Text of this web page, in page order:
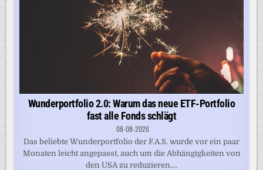
Wunderportfolio 2.0: Warum das neue ETF-Portfolio
fast alle Fonds schlägt
08-08-2026
Das beliebte Wunderportfolio der F.A.S. wurde vor ein paar
Monaten leicht angepasst, auch um die Abhängigkeiten von
den USA zu reduzieren....